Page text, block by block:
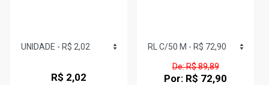
R$ 2,02
De: R$ 89,89
Por: R$ 72,90